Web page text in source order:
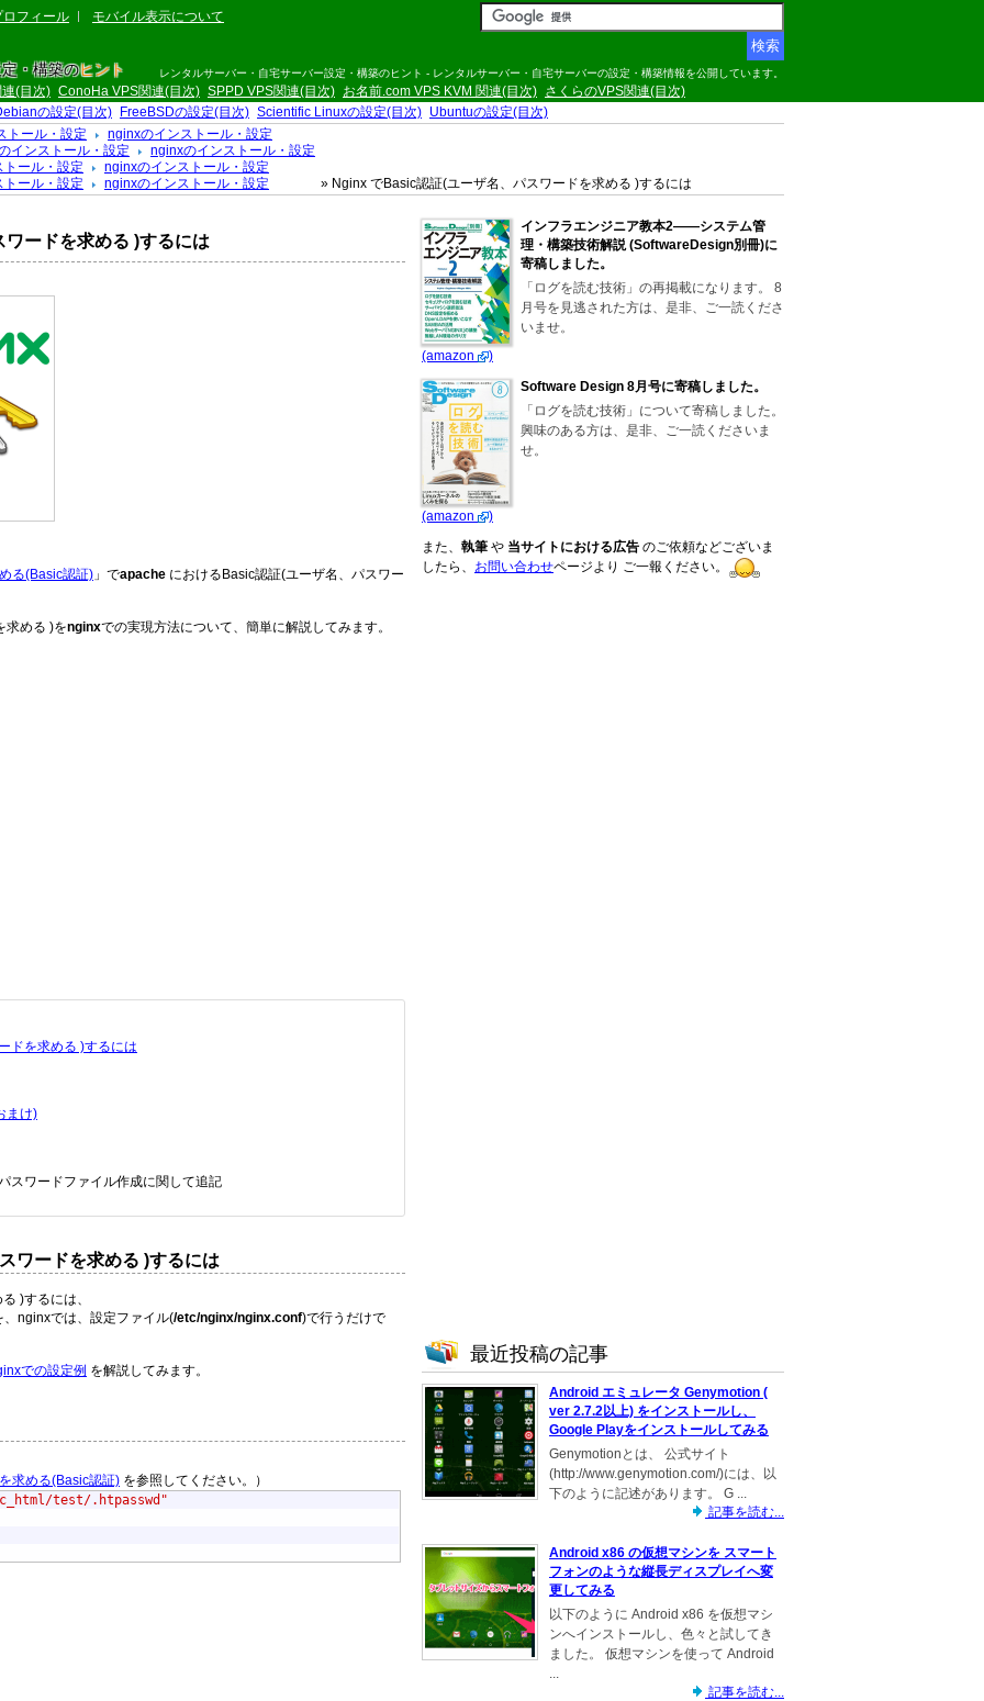
ロフィール モバイル表示について
・構築のヒント レンタルサーバー・自宅サーバー設定・構築のヒント - レンタルサーバー・自宅サーバーの設定・構築情報を公開しています。
(目次) ConoHa VPS関連(目次) SPPD VPS関連(目次) お名前.com VPS KVM 関連(目次)
さくらのVPS関連(目次)
の設定(目次)
FreeBSDの設定(目次) Scientific Linuxの設定(目次)
Ubuntuの設定(目次)
トール・設定
nginxのインストール・設定
インストール・設定
nginxのインストール・設定
トール・設定
nginxのインストール・設定
トール・設定
nginxのインストール・設定 » Nginx でBasic認証(ユーザ名、パスワードを求める )するには
ードを求める )するには
る(Basic認証) 」でapache におけるBasic認証(ユーザ名、パスワー
求める )をnginxでの実現方法について、簡単に解説してみます。
ドを求める )するには
まけ)
スワードファイル作成に関して追記
ワードを求める )するには
)するには、
nginxでは、設定ファイル(/etc/nginx/nginx.conf)で行うだけで
での設定例 を解説してみます。
求める(Basic認証) を参照してください。）
test/.htpasswd"
(amazon )
インフラエンジニア教本2――システム管
理・構築技術解説 (SoftwareDesign別冊)に
寄稿しました。
「ログを読む技術」の再掲載になります。 8
月号を見逃された方は、是非、ご一読くださ
いませ。
(amazon )
Software Design 8月号に寄稿しました。
「ログを読む技術」について寄稿しました。
興味のある方は、是非、ご一読くださいま
せ。
また、 執筆 や 当サイトにおける広告 のご依頼などございま
したら、 お問い合わせページより ご一報ください。
最近投稿の記事
Android エミュレータ Genymotion (
ver 2.7.2以上) をインストールし、
Google Playをインストールしてみる
Genymotionとは、 公式サイト
(http://www.genymotion.com/)には、以
下のように記述があります。 G ...
記事を読む...
Android x86 の仮想マシンを スマート
フォンのような縦長ディスプレイへ変
更してみる
以下のように Android x86 を仮想マシ
ンへインストールし、色々と試してき
ました。 仮想マシンを使って Android
記事を読む...